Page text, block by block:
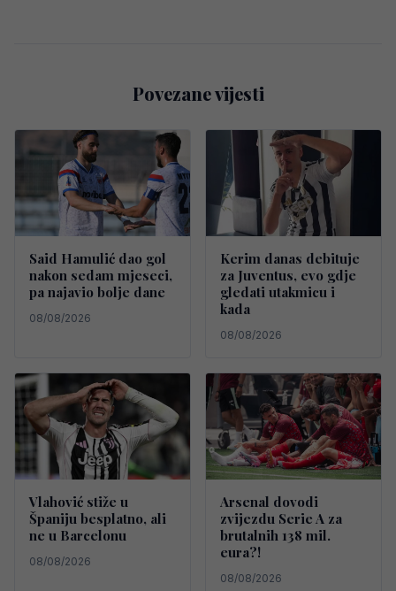
Povezane vijesti
Said Hamulić dao gol
nakon sedam mjeseci,
pa najavio bolje dane
08/08/2026
Kerim danas debituje
za Juventus, evo gdje
gledati utakmicu i
kada
08/08/2026
Vlahović stiže u
Španiju besplatno, ali
ne u Barcelonu
08/08/2026
Arsenal dovodi
zvijezdu Serie A za
brutalnih 138 mil.
eura?!
08/08/2026